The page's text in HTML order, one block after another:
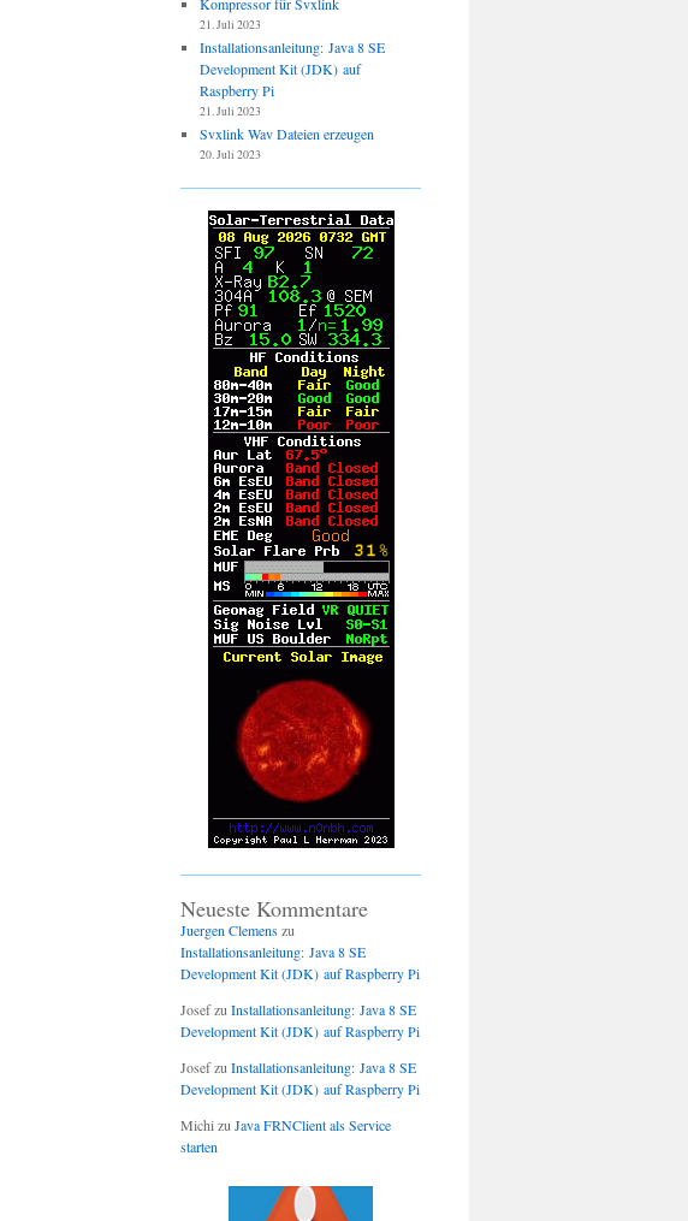
21. Juli 2023
Installationsanleitung: Java 8 SE
Development Kit (JDK) auf
Raspberry Pi
21. Juli 2023
Svxlink Wav Dateien erzeugen
20. Juli 2023
Neueste Kommentare
Juergen Clemenszu
Installationsanleitung: Java 8 SE
Development Kit (JDK) auf Raspberry Pi
Josefzu Installationsanleitung: Java 8 SE
Development Kit (JDK) auf Raspberry Pi
Josefzu Installationsanleitung: Java 8 SE
Development Kit (JDK) auf Raspberry Pi
Michi zu Java FRNClient als Service
starten